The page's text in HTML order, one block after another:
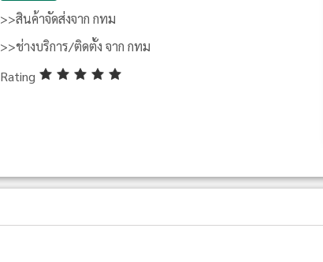
>>สินค้าจัดส่งจาก กทม
>>ช่างบริการ/ติดตั้ง จาก กทม
Rating